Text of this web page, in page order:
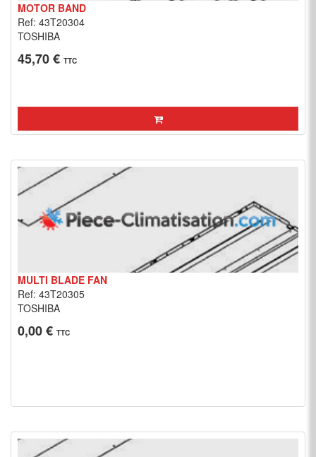
MOTOR BAND
Ref: 43T20304
TOSHIBA
45,70 € TTC
MULTI BLADE FAN
Ref: 43T20305
TOSHIBA
0,00 € TTC